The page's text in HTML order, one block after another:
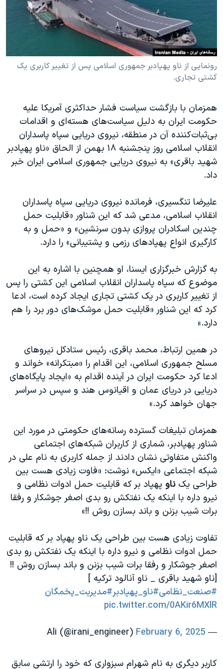
حقوق شهروندی
اقتصادی
علم و فناوری
اسرائیل در جنگ
آرشیو پخش زنده
انتخابات ریاست جمهوری آمریکا ۲۰۲۴
حمله جمهوری اسلامی به اسرائیل
رمز مهسا
ورزش زنان در ایران
مجموعه مستندهای دادخواهی
تریبونال مردمی آبان ۹۸
دادگاه حمید نوری
اعتراضات مردمی آبان ۹۸
اسرائیل در جنگ
نرگس محمدی برنده جایزه نوبل صلح
صفحه‌های ویژه
سفر پرزیدنت ترامپ به چین
زبانهای مختلف
رونمایی از ناو پهپادبر جمهوری اسلامی پس از تغییر کاربری یک
کشتی تجاری.
همزمان با بازگشت سیاست فشار حداکثری آمریکا علیه
حکومت ایران به دلیل سیاست‌های هسته‌ای و اقدامات
بی‌ثبات‌کننده آن در منطقه، نیروی دریایی سپاه پاسداران
انقلاب اسلامی روز پنجشنبه ۱۸ بهمن از الحاق «ناو پهپادبر
شهید باقری» به نیروی دریایی جمهوری اسلامی ایران خبر
داد.
علیرضا تنگسیری، فرمانده نیروی دریایی سپاه پاسداران
انقلاب اسلامی، مدعی شد که این شناور «قابلیت حمل
چندین اسکادران پروازی بدون سرنشین» و «حمل و به
کارگیری انواع پهپادهای رزمی و پشتیبانی» را دارد.
به گزارش خبرگزاری ایسنا، او همچنین با اشاره به این
موضوع که سپاه پاسداران انقلاب اسلامی این کشتی را پس
از تغییر کاربری در یک کشتی تجاری ایجاد کرده است، ادعا
کرد که این شناور «قابلیت حمل موشک‌های دور برد را هم
دارد.»
در همین ارتباط، محمد باقری، رئیس ستادکل نیروهای
مسلح جمهوری اسلامی، این اقدام را «مبتکرانه» خواند و
ادعا کرد حکومت ایران در آینده اقدام به «ایجاد پایگاه‌های
دریایی در دریای عمان و اقیانوس هند و سپس در سراسر
جهان خواهد کرد.»
همزمان تبلیغات گسترده رسانه‌‌های حکومتی در مورد این
شناور پهپادبر، شماری از کاربران شبکه‌های اجتماعی
واکنش متفاوتی نشان دادند از جمله کاربری به نام علی در
شبکه اجتماعی «ایکس» نوشت: «فاوت زیادی هست بین
طراحی یکناو پهپاد بر که قابلیت حمل ادوات نظامی و
نیرو داره با اینکه یک نفتکش رو بدی اصغر جوشکار و رفقا
برات شیب بزنن و باند بسازن روش !!»
تفاوت زیادی هست بین طراحی یک ناو پهپاد بر که قابلیت
حمل ادوات نظامی و نیرو داره با اینکه یک نفتکش رو بدی
اصغر جوشکار و رفقا برات شیب بزنن و باند بسازن روش !!
[ناو شهید باقری _ ناو آنالود ترکیه ]
#صنعت_نظامی#ناو_پهپادبر#مدیریت_پخمگان
pic.twitter.com/0AKir6MXlR
— Ali (@irani_engineer)
February 6, 2025
کاربر دیگری به نام شهرام سبزواری که خود را ارتشی سابق